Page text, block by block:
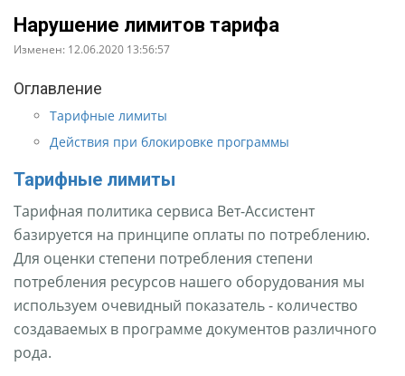
Нарушение лимитов тарифа
Изменен: 12.06.2020 13:56:57
Оглавление
Тарифные лимиты
Действия при блокировке программы
Тарифные лимиты
Тарифная политика сервиса Вет-Ассистент
базируется на принципе оплаты по потреблению.
Для оценки степени потребления степени
потребления ресурсов нашего оборудования мы
используем очевидный показатель - количество
создаваемых в программе документов различного
рода.